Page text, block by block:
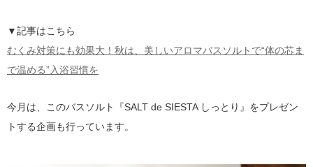
▼記事はこちら
むくみ対策にも効果大！秋は、美しいアロマバスソルトで“体の芯ま
で温める”入浴習慣を
今月は、このバスソルト『SALT de SIESTA しっとり』をプレゼン
トする企画も行っています。